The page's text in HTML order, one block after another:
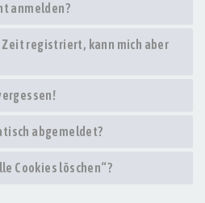
anmelden?
Zeit registriert, kann mich aber
abgemeldet?
Cookies löschen“?